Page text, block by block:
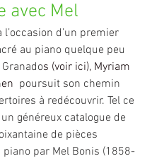
avec Mel
l’occasion d’un premier
au piano quelque peu
s (voir ici), Myriam
poursuit son chemin
à redécouvrir. Tel ce
généreux catalogue de
de pièces
piano par Mel Bonis (1858-